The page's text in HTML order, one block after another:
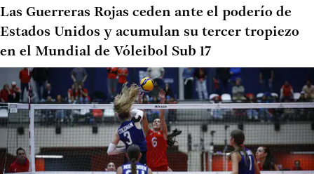
Las Guerreras Rojas ceden ante el poderío de
Estados Unidos y acumulan su tercer tropiezo
en el Mundial de Vóleibol Sub 17